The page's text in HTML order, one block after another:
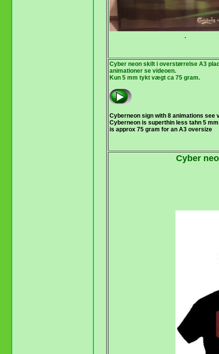
.
Cyber neon skilt i overstørrelse A3
animationer se videoen.
Kun 5 mm tykt vægt ca 75 gram.
Cyberneon sign with 8 animations see
Cyberneon is superthin less tahn 5
is approx 75 gram for an A3 oversize
Cyber